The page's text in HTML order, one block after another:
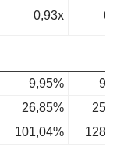
0,93x
9,95%
26,85%
101,04%